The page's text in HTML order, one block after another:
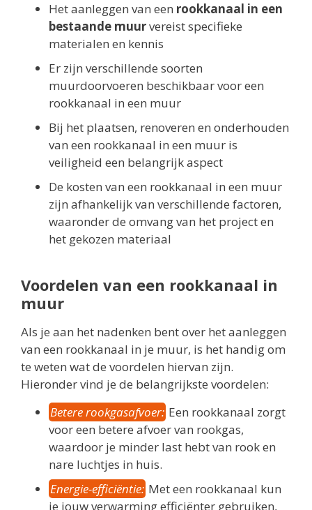
Het aanleggen van een rookkanaal in een
bestaande muurvereist specifieke
materialen en kennis
Er zijn verschillende soorten
muurdoorvoeren beschikbaar voor een
rookkanaal in een muur
Bij het plaatsen, renoveren en onderhouden
van een rookkanaal in een muur is
veiligheid een belangrijk aspect
De kosten van een rookkanaal in een muur
zijn afhankelijk van verschillende factoren,
waaronder de omvang van het project en
het gekozen materiaal
Voordelen van een rookkanaal in
muur
Als je aan het nadenken bent over het aanleggen
van een rookkanaal in je muur, is het handig om
te weten wat de voordelen hiervan zijn.
Hieronder vind je de belangrijkste voordelen:
Betere rookgasafvoer: Een rookkanaal zorgt
voor een betere afvoer van rookgas,
waardoor je minder last hebt van rook en
nare luchtjes in huis.
Energie-efficiëntie: Met een rookkanaal kun
je jouw verwarming efficiënter gebruiken,